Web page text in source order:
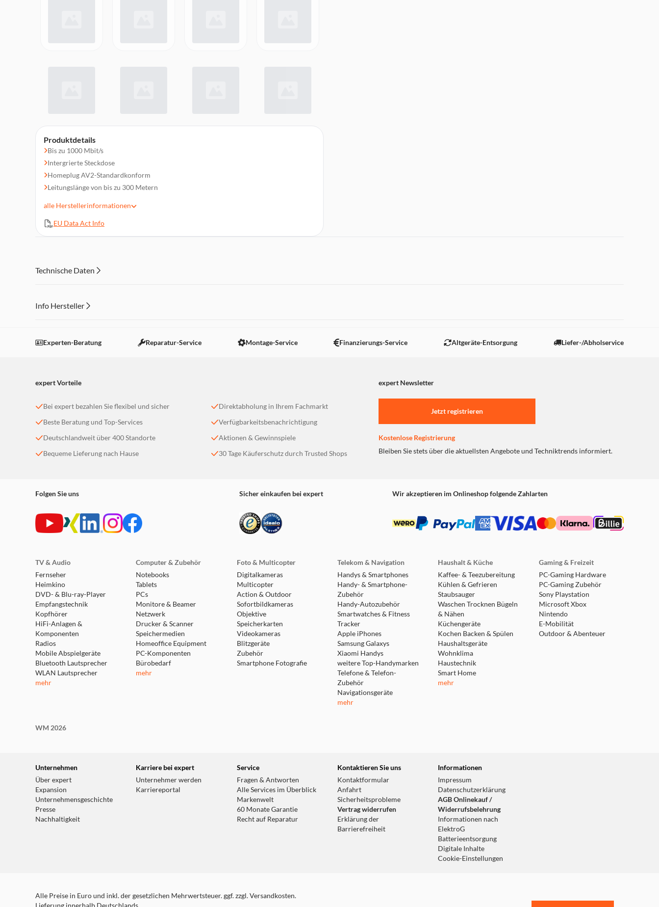
Produktdetails
Bis zu 1000 Mbit/s
Intergrierte Steckdose
Homeplug AV2-Standardkonform
Leitungslänge von bis zu 300 Metern
Gigabit-Ethernet-Anschluss
Plug, Pair and Play
alle Herstellerinformationen
EU Data Act Info
Technische Daten
Info Hersteller
Einstellungen anpassen
Experten-Beratung Reparatur-Service Montage-Service Finanzierungs-Service Altgeräte-Entsorgung Liefer-/Abholservice
expert Vorteile expert Newsletter
Bei expert bezahlen Sie flexibel und sicher
Beste Beratung und Top-Services
Deutschlandweit über 400 Standorte
Bequeme Lieferung nach Hause
Direktabholung in Ihrem Fachmarkt
Verfügbarkeitsbenachrichtigung
Aktionen & Gewinnspiele
30 Tage Käuferschutz durch Trusted Shops
Jetzt registrieren
Kostenlose Registrierung
Bleiben Sie stets über die aktuellsten Angebote und Techniktrends informiert.
Folgen Sie uns Sicher einkaufen bei expert Wir akzeptieren im Onlineshop folgende Zahlarten
TV & Audio
Fernseher
Heimkino
DVD- & Blu-ray-Player
Empfangstechnik
Kopfhörer
HiFi-Anlagen &
Komponenten
Radios
Mobile Abspielgeräte
Bluetooth Lautsprecher
WLAN Lautsprecher
mehr
Computer & Zubehör
Notebooks
Tablets
PCs
Monitore & Beamer
Netzwerk
Drucker & Scanner
Speichermedien
Homeoffice Equipment
PC-Komponenten
Bürobedarf
mehr
Foto & Multicopter
Digitalkameras
Multicopter
Action & Outdoor
Sofortbildkameras
Objektive
Speicherkarten
Videokameras
Blitzgeräte
Zubehör
Smartphone Fotografie
Telekom & Navigation
Handys & Smartphones
Handy- & Smartphone-
Zubehör
Handy-Autozubehör
Smartwatches & Fitness
Tracker
Apple iPhones
Samsung Galaxys
Xiaomi Handys
weitere Top-Handymarken
Telefone & Telefon-
Zubehör
Navigationsgeräte
mehr
Haushalt & Küche
Kaffee- & Teezubereitung
Kühlen & Gefrieren
Staubsauger
Waschen Trocknen Bügeln
& Nähen
Küchengeräte
Kochen Backen & Spülen
Haushaltsgeräte
Wohnklima
Haustechnik
Smart Home
mehr
Gaming & Freizeit
PC-Gaming Hardware
PC-Gaming Zubehör
Sony Playstation
Microsoft Xbox
Nintendo
E-Mobilität
Outdoor & Abenteuer
WM 2026
Unternehmen
Über expert
Expansion
Unternehmensgeschichte
Presse
Nachhaltigkeit
Karriere bei expert
Unternehmer werden
Karriereportal
Service
Fragen & Antworten
Alle Services im Überblick
Markenwelt
60 Monate Garantie
Recht auf Reparatur
Kontaktieren Sie uns
Kontaktformular
Anfahrt
Sicherheitsprobleme
Vertrag widerrufen
Erklärung der
Barrierefreiheit
Informationen
Impressum
Datenschutzerklärung
AGB Onlinekauf /
Widerrufsbelehrung
Informationen nach
ElektroG
Batterieentsorgung
Digitale Inhalte
Cookie-Einstellungen
Alle Preise in Euro und inkl. der gesetzlichen Mehrwertsteuer. ggf. zzgl. Versandkosten.
Lieferung innerhalb Deutschlands.